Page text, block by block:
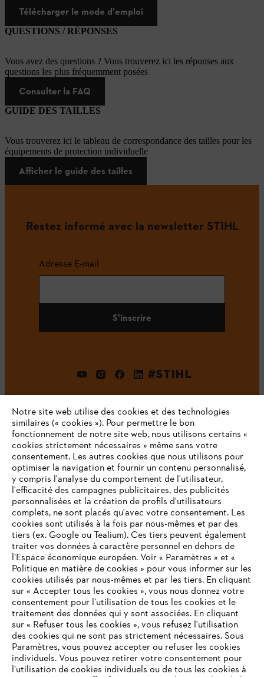
Télécharger le mode d'emploi
QUESTIONS / RÉPONSES
Vous avez des questions ? Vous trouverez ici les réponses aux
questions les plus fréquemment posées
Consulter la FAQ
GUIDE DES TAILLES
Vous trouverez ici le tableau de correspondance des tailles pour les
équipements de protection individuelle
Afficher le guide des tailles
Restez informé avec la newsletter STIHL
Adresse E-mail
S'inscrire
#STIHL
L'Entreprise
STIHL FAQ
Contact
Politique de protection des données
Mentions légales Utilisation des cookies
VOTRE NAVIGATEUR INTERNET
N'EST PLUS PRIS EN CHARGE
Vous utilisez un navigateur Internet que nous ne prenons plus
Notre site web utilise des cookies et des technologies
similaires (« cookies »). Pour permettre le bon
fonctionnement de notre site web, nous utilisons certains «
cookies strictement nécessaires » même sans votre
consentement. Les autres cookies que nous utilisons pour
optimiser la navigation et fournir un contenu personnalisé,
y compris l'analyse du comportement de l'utilisateur,
l'efficacité des campagnes publicitaires, des publicités
personnalisées et la création de profils d'utilisateurs
complets, ne sont placés qu'avec votre consentement. Les
cookies sont utilisés à la fois par nous-mêmes et par des
tiers (ex. Google ou Tealium). Ces tiers peuvent également
traiter vos données à caractère personnel en dehors de
l’Espace économique européen. Voir « Paramètres » et «
Politique en matière de cookies » pour vous informer sur les
cookies utilisés par nous-mêmes et par les tiers. En cliquant
sur « Accepter tous les cookies », vous nous donnez votre
consentement pour l’utilisation de tous les cookies et le
traitement des données qui y sont associées. En cliquant
sur « Refuser tous les cookies », vous refusez l'utilisation
des cookies qui ne sont pas strictement nécessaires. Sous
Paramètres, vous pouvez accepter ou refuser les cookies
individuels. Vous pouvez retirer votre consentement pour
l’utilisation de cookies individuels ou de tous les cookies à